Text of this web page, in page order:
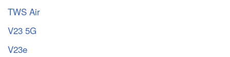
TWS Air
V23 5G
V23e